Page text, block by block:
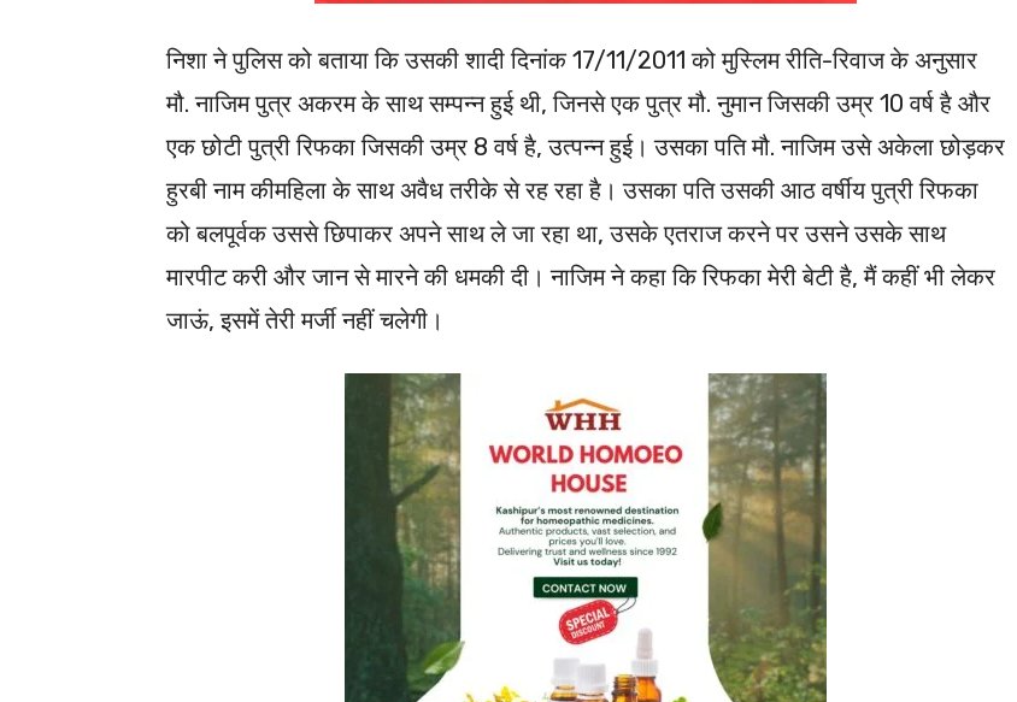
निशा ने पुलिस को बताया कि उसकी शादी दिनांक 17/11/2011 को मुस्लिम रीति-रिवाज के अनुसार
मौ. नाजिम पुत्र अकरम के साथ सम्पन्न हुई थी, जिनसे एक पुत्र मौ. नुमान जिसकी उम्र 10 वर्ष है और
एक छोटी पुत्री रिफका जिसकी उम्र 8 वर्ष है, उत्पन्न हुई। उसका पति मौ. नाजिम उसे अकेला छोड़कर
हुरबी नाम कीमहिला के साथ अवैध तरीके से रह रहा है। उसका पति उसकी आठ वर्षीय पुत्री रिफका
को बलपूर्वक उससे छिपाकर अपने साथ ले जा रहा था, उसके एतराज करने पर उसने उसके साथ
मारपीट करी और जान से मारने की धमकी दी। नाजिम ने कहा कि रिफका मेरी बेटी है, मैं कहीं भी लेकर
जाऊं, इसमें तेरी मर्जी नहीं चलेगी।